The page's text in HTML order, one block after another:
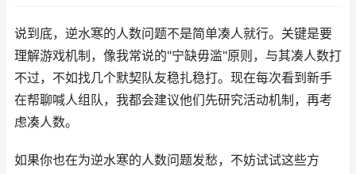
说到底，逆水寒的人数问题不是简单凑人就行。关键是要
理解游戏机制，像我常说的"宁缺毋滥"原则，与其凑人数打
不过，不如找几个默契队友稳扎稳打。现在每次看到新手
在帮聊喊人组队，我都会建议他们先研究活动机制，再考
虑凑人数。
如果你也在为逆水寒的人数问题发愁，不妨试试这些方